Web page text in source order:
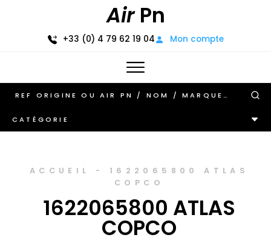
AirPn
+33 (0) 4 79 62 19 04 Mon compte
CATÉGORIE
ACCUEIL - 1622065800 ATLAS
COPCO
1622065800 ATLAS
COPCO